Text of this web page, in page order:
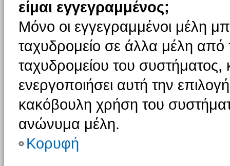
είμαι εγγεγραμμένος;
Μόνο οι εγγεγραμμένοι μέλη
ταχυδρομείο σε άλλα μέλη
ταχυδρομείου του συστήματος,
ενεργοποιήσει αυτή την
κακόβουλη χρήση του
ανώνυμα μέλη.
Κορυφή